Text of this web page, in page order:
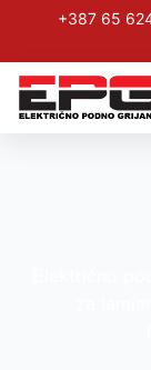
+387 65